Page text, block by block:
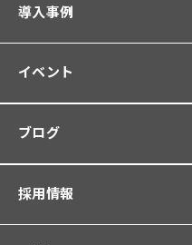
導入事例
イベント
ブログ
採用情報